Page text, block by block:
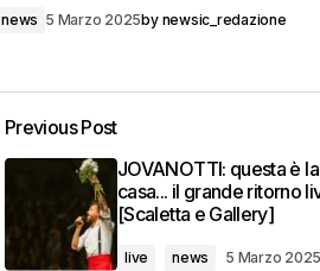
news 5 Marzo 2025by newsic_redazione
Previous Post
JOVANOTTI: questa è
casa... il grande ritorno
[Scaletta e Gallery]
live news 5 Marzo 2025